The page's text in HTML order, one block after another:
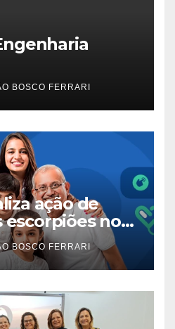
BOSCO FERRARI
ação de
escorpiões no
BOSCO FERRARI